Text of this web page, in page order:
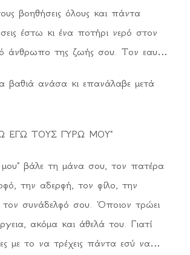
βοηθήσεις όλους και πάντα
έστω κι ένα ποτήρι νερό στον
άνθρωπο της ζωής σου. Τον εαυτό
βαθιά ανάσα κι επανάλαβε μετά
ΕΓΩ ΤΟΥΣ ΓΥΡΩ ΜΟΥ"
βάλε τη μάνα σου, τον πατέρα
την αδερφή, τον φίλο, την
τον συνάδελφό σου. Όποιον τρώει
ακόμα και άθελά του. Γιατί
με το να τρέχεις πάντα εσύ να